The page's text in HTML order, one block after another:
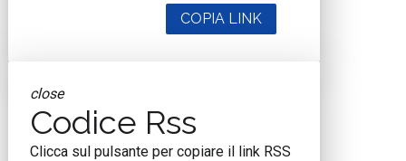
COPIA LINK
close
Codice Rss
Clicca sul pulsante per copiare il link RSS